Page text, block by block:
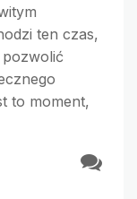
ten czas,
pozwolić
to moment,